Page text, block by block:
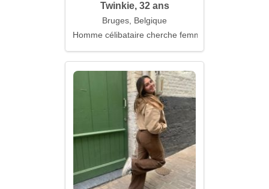
Twinkie, 32 ans
Bruges, Belgique
Homme célibataire cherche femme